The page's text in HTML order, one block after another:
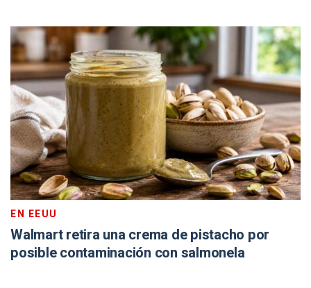
EN EEUU
Walmart retira una crema de pistacho por
posible contaminación con salmonela